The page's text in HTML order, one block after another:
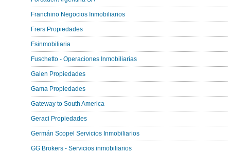
Franchino Negocios Inmobiliarios
Frers Propiedades
Fsinmobiliaria
Fuschetto - Operaciones Inmobiliarias
Galen Propiedades
Gama Propiedades
Gateway to South America
Geraci Propiedades
Germán Scopel Servicios Inmobiliarios
GG Brokers - Servicios inmobiliarios